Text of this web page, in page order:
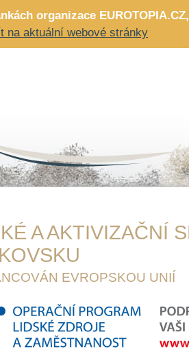
organizace
na aktuální webové stránky
A AKTIVIZAČNÍ
EVROPSKOU UNIÍ